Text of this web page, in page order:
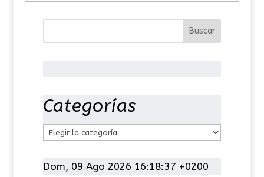
Categorías
t
Dom, 09 Ago 2026 16:18:37 +0200